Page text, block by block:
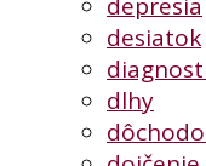
depresia
desiatok
dlhy